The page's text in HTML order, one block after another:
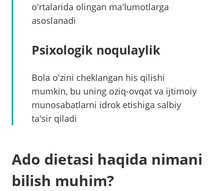
o'rtalarida olingan ma'lumotlarga
asoslanadi
Psixologik noqulaylik
Bola o'zini cheklangan his qilishi
mumkin, bu uning oziq-ovqat va ijtimoiy
munosabatlarni idrok etishiga salbiy
ta'sir qiladi
Ado dietasi haqida nimani
bilish muhim?